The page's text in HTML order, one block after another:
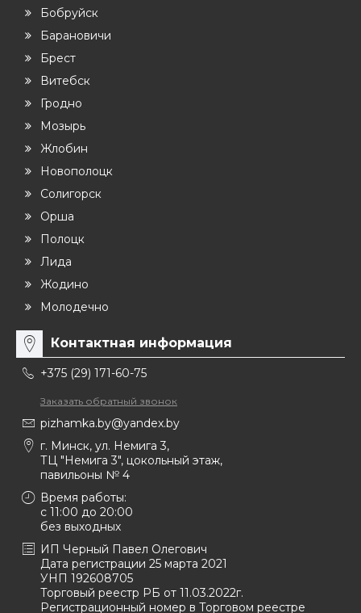
Бобруйск
Барановичи
Брест
Витебск
Гродно
Мозырь
Жлобин
Новополоцк
Солигорск
Орша
Полоцк
Лида
Жодино
Молодечно
Контактная информация
+375 (29) 171-60-75
Заказать обратный звонок
pizhamka.by@yandex.by
г. Минск, ул. Немига 3,
ТЦ "Немига 3", цокольный этаж,
павильоны № 4
Время работы:
c 11:00 до 20:00
без выходных
ИП Черный Павел Олегович
Дата регистрации 25 марта 2021
УНП 192608705
Торговый реестр РБ от 11.03.2022г.
Регистрационный номер в Торговом реестре